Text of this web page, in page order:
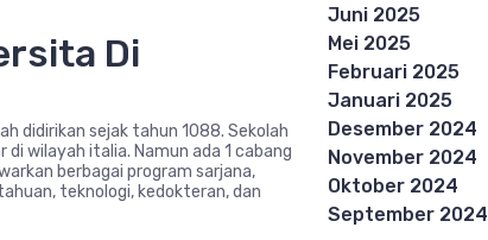
Di
didirikan sejak tahun 1088. Sekolah
wilayah italia. Namun ada 1 cabang
berbagai program sarjana,
teknologi, kedokteran, dan
Juni 2025
Mei 2025
Februari 2025
Januari 2025
Desember 2024
November 2024
Oktober 2024
September 2024